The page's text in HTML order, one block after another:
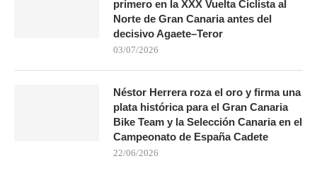
primero en la XXX Vuelta Ciclista al
Norte de Gran Canaria antes del
decisivo Agaete–Teror
03/07/2026
Néstor Herrera roza el oro y firma una
plata histórica para el Gran Canaria
Bike Team y la Selección Canaria en el
Campeonato de España Cadete
22/06/2026